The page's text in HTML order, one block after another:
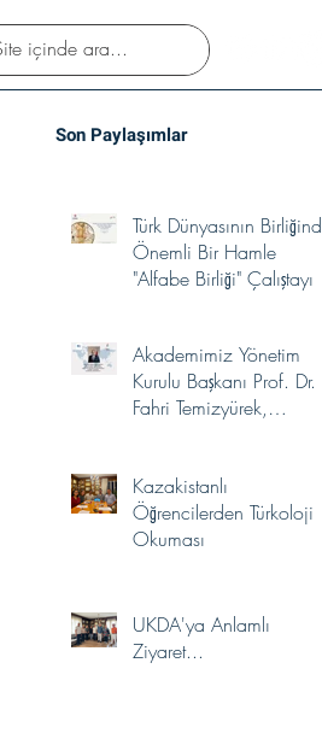
Son Paylaşımlar
Türk Dünyasının Birliğinde
Önemli Bir Hamle
"Alfabe Birliği" Çalıştayı
Akademimiz Yönetim
Kurulu Başkanı Prof. Dr.
Fahri Temizyürek,
Yakınlaşması İhtisas
Komitesi Üyeliğine
Seçildi.
Kazakistanlı
Öğrencilerden Türkoloji
Okuması
UKDA'ya Anlamlı
Ziyaret...